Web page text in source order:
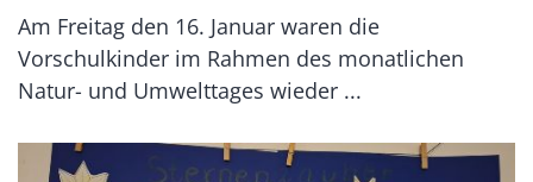
Am Freitag den 16. Januar waren die
Vorschulkinder im Rahmen des monatlichen
Natur- und Umwelttages wieder ...